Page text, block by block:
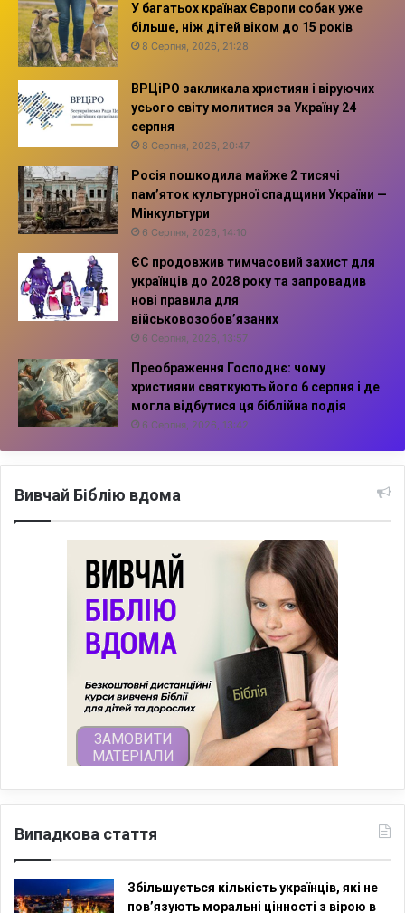
У багатьох країнах Європи собак уже
більше, ніж дітей віком до 15 років
8 Серпня, 2026, 21:28
ВРЦіРО закликала християн і віруючих
усього світу молитися за Україну 24
серпня
8 Серпня, 2026, 20:47
Росія пошкодила майже 2 тисячі
пам’яток культурної спадщини України —
Мінкультури
6 Серпня, 2026, 14:10
ЄС продовжив тимчасовий захист для
українців до 2028 року та запровадив
нові правила для
військовозобов’язаних
6 Серпня, 2026, 13:57
Преображення Господнє: чому
християни святкують його 6 серпня і де
могла відбутися ця біблійна подія
6 Серпня, 2026, 13:42
Вивчай Біблію вдома
Випадкова стаття
Збільшується кількість українців, які не
пов’язують моральні цінності з вірою в